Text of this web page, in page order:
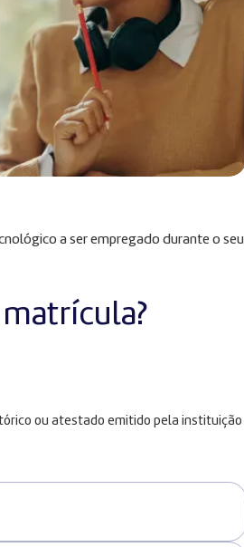
a ser empregado durante o seu
ou atestado emitido pela instituição